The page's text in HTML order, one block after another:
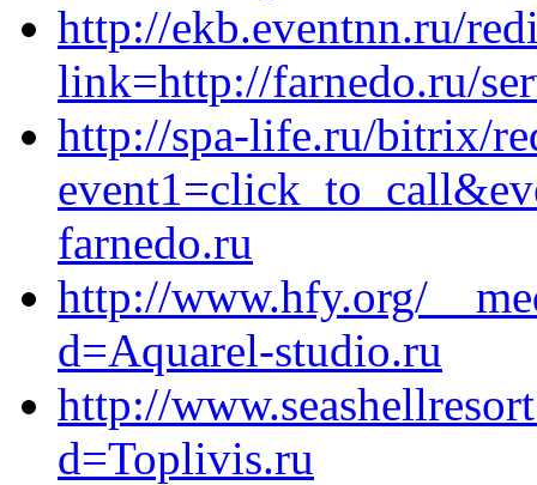
http://ekb.eventnn.ru/
link=http://farnedo.ru/
http://spa-life.ru/bitrix/
farnedo.ru
http://www.hfy.org/
d=Aquarel-studio.ru
http://
d=Toplivis.ru